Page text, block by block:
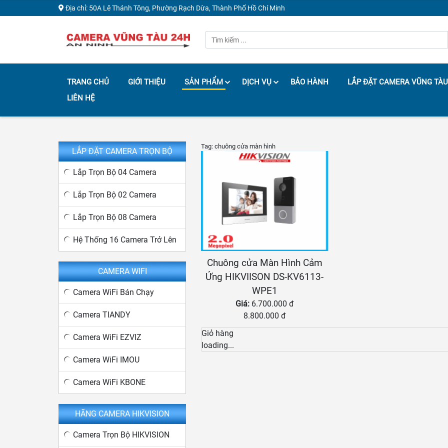
Địa chỉ: 50A Lê Thánh Tông, Phường Rạch Dừa, Thành Phố Hồ Chí Minh
TRANG CHỦ GIỚI THIỆU SẢN PHẨM DỊCH VỤ BẢO HÀNH
LẮP ĐẶT CAMERA VŨNG TÀU
LIÊN HỆ
Tag: chuông cửa màn hình
Chuông cửa Màn Hình Cảm
Ứng HIKVIISON DS-KV6113-
WPE1
Giá: 6.700.000 đ
8.800.000 đ
Giỏ hàng
loading...
LẮP ĐẶT CAMERA TRỌN BỘ
Lắp Trọn Bộ 04 Camera
Lắp Trọn Bộ 02 Camera
Lắp Trọn Bộ 08 Camera
Hệ Thống 16 Camera Trở Lên
CAMERA WIFI
Camera WiFi Bán Chạy
Camera TIANDY
Camera WiFi EZVIZ
Camera WiFi IMOU
Camera WiFi KBONE
HÃNG CAMERA HIKVISION
Camera Trọn Bộ HIKVISION